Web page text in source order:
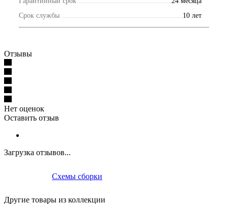
Срок службы
10 лет
Отзывы
Нет оценок
Оставить отзыв
Загрузка отзывов...
Схемы сборки
Другие товары из коллекции